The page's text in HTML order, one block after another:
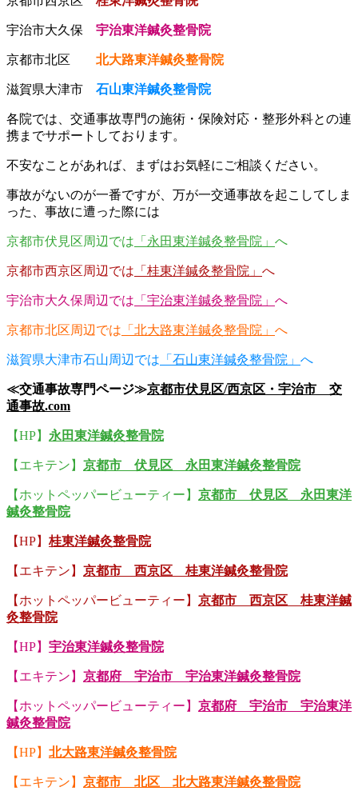
宇治市大久保 宇治東洋鍼灸整骨院
京都市北区 北大路東洋鍼灸整骨院
滋賀県大津市 石山東洋鍼灸整骨院
各院では、交通事故専門の施術・保険対応・整形外科との連
携までサポートしております。
不安なことがあれば、まずはお気軽にご相談ください。
事故がないのが一番ですが、万が一交通事故を起こしてしま
った、事故に遭った際には
京都市伏見区周辺では 「永田東洋鍼灸整骨院」 へ
京都市西京区周辺では 「桂東洋鍼灸整骨院」 へ
宇治市大久保周辺では 「宇治東洋鍼灸整骨院」 へ
京都市北区周辺では 「北大路東洋鍼灸整骨院」 へ
滋賀県大津市石山周辺では 「石山東洋鍼灸整骨院」 へ
≪交通事故専門ページ≫京都市伏見区/西京区・宇治市 交
通事故.com
【HP】 永田東洋鍼灸整骨院
【エキテン】 京都市 伏見区 永田東洋鍼灸整骨院
【ホットペッパービューティー】 京都市 伏見区 永田東洋
鍼灸整骨院
【HP】 桂東洋鍼灸整骨院
【エキテン】 京都市 西京区 桂東洋鍼灸整骨院
【ホットペッパービューティー】 京都市 西京区 桂東洋鍼
灸整骨院
【HP】 宇治東洋鍼灸整骨院
【エキテン】 京都府 宇治市 宇治東洋鍼灸整骨院
【ホットペッパービューティー】 京都府 宇治市 宇治東洋
鍼灸整骨院
【HP】 北大路東洋鍼灸整骨院
【エキテン】 京都市 北区 北大路東洋鍼灸整骨院